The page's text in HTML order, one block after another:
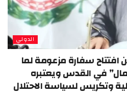
الدولي
افتتاح سفارة مزعومة لما
في القدس ويعتبره
وتكريس لسياسة الاحتلال